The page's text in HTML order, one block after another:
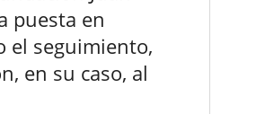
puesta en
el seguimiento,
en su caso, al